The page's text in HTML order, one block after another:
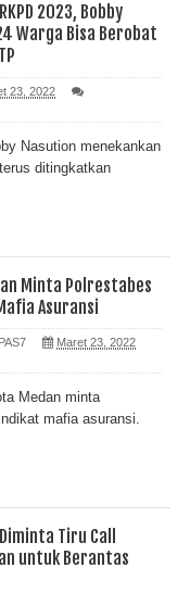
2023, Bobby
Warga Bisa Berobat
23, 2022
Nasution menekankan
ditingkatkan
Minta Polrestabes
Asuransi
Maret 23, 2022
Medan minta
mafia asuransi.
Tiru Call
untuk Berantas